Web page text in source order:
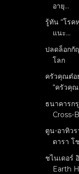
อายุ...
รู้ทัน “โรค
แนะ...
ปลดล็อกกั
โลก
ครัวคุณต๋อ
“ครัวคุณ
ธนาคารก
Cross-
ตูน-อาทิว
ดารา โ
ชไนเดอร์
Earth